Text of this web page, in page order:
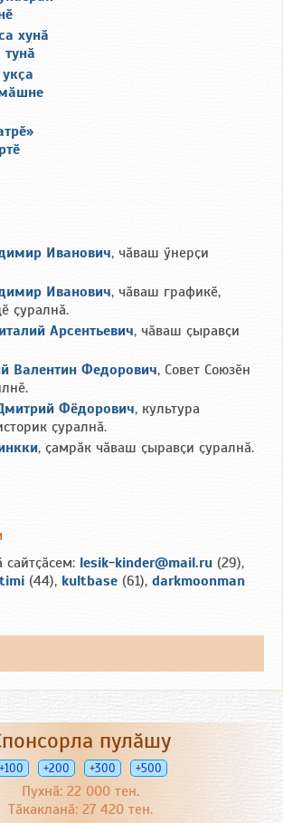
хунӑ
Иванович, чӑваш ӳнерҫи
Иванович, чӑваш графикӗ,
ҫуралнӑ.
Арсентьевич, чӑваш ҫыравҫи
Валентин Федорович, Совет Союзӗн
Фёдорович, культура
ҫуралнӑ.
, ҫамрӑк чӑваш ҫыравҫи ҫуралнӑ.
сайтҫӑсем: lesik-kinder@mail.ru (29),
(44), kultbase (61), darkmoonman
пулӑшу
+100 +200 +300 +500
Пухнӑ: 22 000 тен.
Тӑкакланӑ: 27 420 тен.